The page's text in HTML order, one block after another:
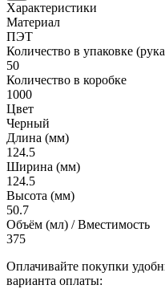
Характеристики
Материал
ПЭТ
Количество в упаковке
50
Количество в коробке
1000
Цвет
Черный
Длина (мм)
124.5
Ширина (мм)
124.5
Высота (мм)
50.7
Объём (мл) / Вместимость
375
Оплачивайте покупки
варианта оплаты: